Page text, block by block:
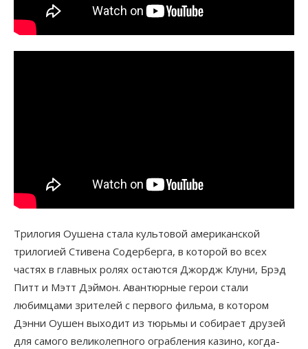
Трилогия Оушена стала культовой американской
трилогией Стивена Содерберга, в которой во всех
частях в главных ролях остаются Джордж Клуни, Брэд
Питт и Мэтт Дэймон. Авантюрные герои стали
любимцами зрителей с первого фильма, в котором
Дэнни Оушен выходит из тюрьмы и собирает друзей
для самого великолепного ограбления казино, когда-